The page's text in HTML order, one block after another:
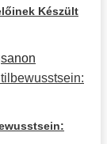
Készült